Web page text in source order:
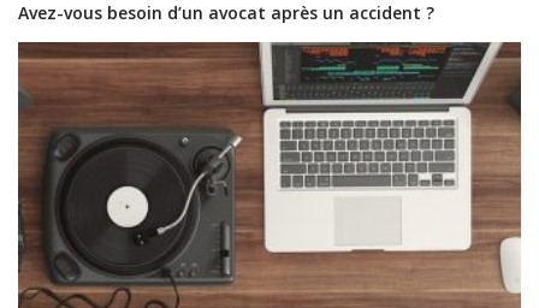
Avez-vous besoin d’un avocat après un accident ?